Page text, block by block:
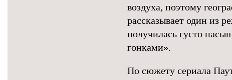
воздуха, поэтому
рассказывает один из
получилась густо
гонками».
По сюжету сериала